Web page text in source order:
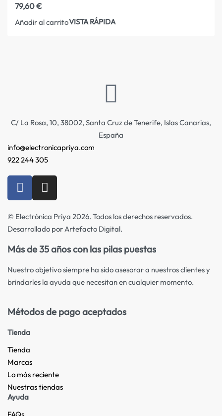
79,60€
Añadir al carritoVISTA RÁPIDA
C/ La Rosa, 10, 38002, Santa Cruz de Tenerife, Islas Canarias,
España
info@electronicapriya.com
922 244 305
© Electrónica Priya 2026. Todos los derechos reservados.
Desarrollado por Artefacto Digital.
Más de 35 años con las pilas puestas
Nuestro objetivo siempre ha sido asesorar a nuestros clientes y
brindarles la ayuda que necesitan en cualquier momento.
Métodos de pago aceptados
Tienda
Tienda
Marcas
Lo más reciente​
Nuestras tiendas​
Ayuda